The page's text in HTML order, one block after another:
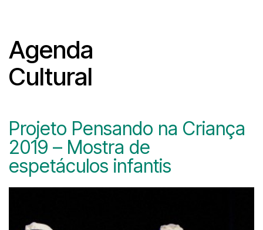
Agenda
Cultural
Projeto Pensando na Criança
2019 – Mostra de
espetáculos infantis